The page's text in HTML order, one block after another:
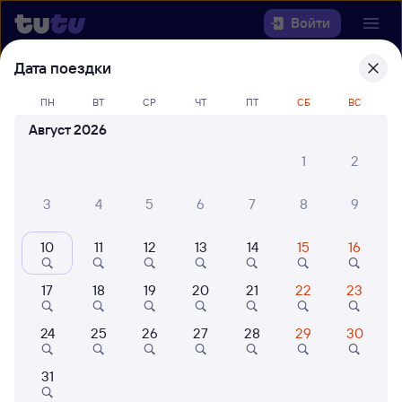
Войти
билеты Новокуйбышевская —
Возрождение
Куда
Когда
Кто едет
Дата поездки
ПН ВТ СР ЧТ ПТ СБ ВС
Август 2026
1
2
3 4 5 6 7 8 9
10 11 12 13 14 15 16
17 18 19 20 21 22 23
24 25 26 27 28 29 30
31